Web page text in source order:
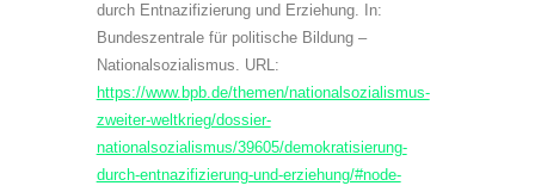
durch Entnazifizierung und Erziehung. In:
Bundeszentrale für politische Bildung –
Nationalsozialismus. URL:
https://www.bpb.de/themen/nationalsozialismus-
zweiter-weltkrieg/dossier-
nationalsozialismus/39605/demokratisierung-
durch-entnazifizierung-und-erziehung/#node-